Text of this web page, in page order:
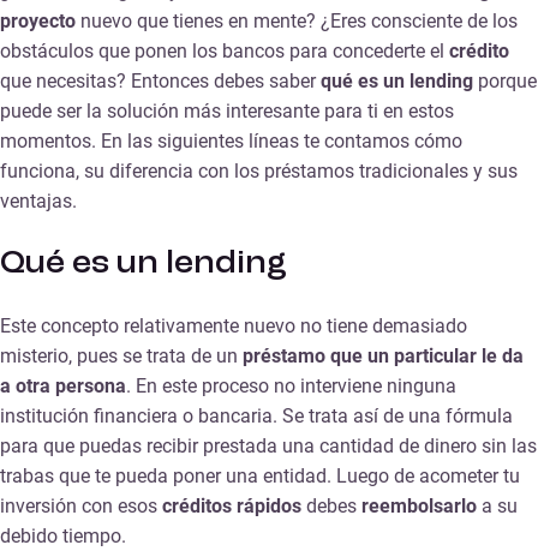
proyecto nuevo que tienes en mente? ¿Eres consciente de los
obstáculos que ponen los bancos para concederte el crédito
que necesitas? Entonces debes saber qué es un lending porque
puede ser la solución más interesante para ti en estos
momentos. En las siguientes líneas te contamos cómo
funciona, su diferencia con los préstamos tradicionales y sus
ventajas.
Qué es un lending
Este concepto relativamente nuevo no tiene demasiado
misterio, pues se trata de un préstamo que un particular le da
a otra persona. En este proceso no interviene ninguna
institución financiera o bancaria. Se trata así de una fórmula
para que puedas recibir prestada una cantidad de dinero sin las
trabas que te pueda poner una entidad. Luego de acometer tu
inversión con esos créditos rápidos debes reembolsarlo a su
debido tiempo.